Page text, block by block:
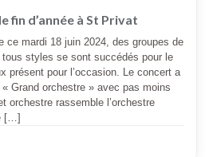
fin d’année à St Privat
ce mardi 18 juin 2024, des groupes de
styles se sont succédés pour le
présent pour l’occasion. Le concert a
Grand orchestre » avec pas moins
orchestre rassemble l’orchestre
[…]